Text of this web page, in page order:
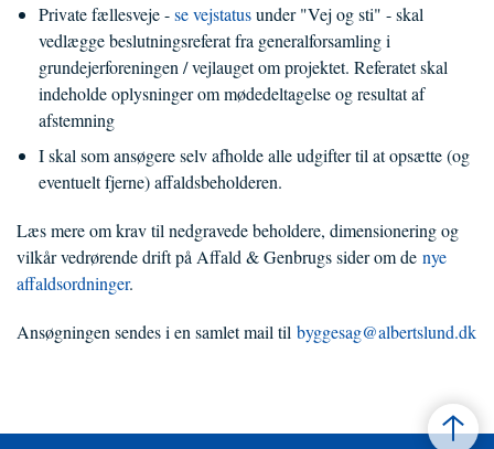
Private fællesveje -se vejstatusunder "Vej og sti" - skal
vedlægge beslutningsreferat fra generalforsamling i
grundejerforeningen / vejlauget om projektet. Referatet skal
indeholde oplysninger om mødedeltagelse og resultat af
afstemning
I skal som ansøgere selv afholde alle udgifter til at opsætte (og
eventuelt fjerne) affaldsbeholderen.
Læs mere om krav til nedgravede beholdere, dimensionering og
vilkår vedrørende drift på Affald & Genbrugs sider om de nye
affaldsordninger.
Ansøgningen sendes i en samlet mail til byggesag@albertslund.dk